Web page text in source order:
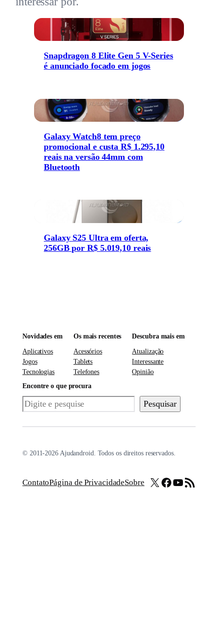
Snapdragon 8 Elite Gen 5 V-Series
é anunciado focado em jogos
Galaxy Watch8 tem preço
promocional e custa R$ 1.295,10
reais na versão 44mm com
Bluetooth
Galaxy S25 Ultra em oferta,
256GB por R$ 5.019,10 reais
Novidades em
Aplicativos
Jogos
Tecnologias
Os mais recentes
Acessórios
Tablets
Telefones
Descubra mais em
Atualização
Interessante
Opinião
Encontre o que procura
Pesquisar Pesquisar
© 2011-2026 Ajudandroid. Todos os direitos reservados.
ContatoPágina de PrivacidadeSobre X Facebook
Youtube
Feed RSS